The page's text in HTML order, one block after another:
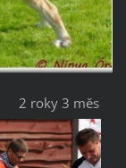
2 roky 3 měs